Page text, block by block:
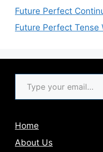
Future Perfect
Future Perfect Tense
Type your email…
Home
About Us